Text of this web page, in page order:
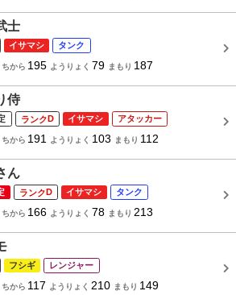
士
イサマシ タンク
ちから 195 ようりょく 79 まもり 187
侍
D イサマシ アタッカー
ちから 191 ようりょく 103 まもり 112
ん
D イサマシ タンク
ちから 166 ようりょく 78 まもり 213
フシギ レンジャー
ちから 117 ようりょく 210 まもり 149